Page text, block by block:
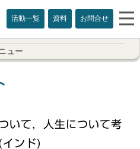
活動一覧 資料 お問合せ
ュー
いて，人生について考
ンド)